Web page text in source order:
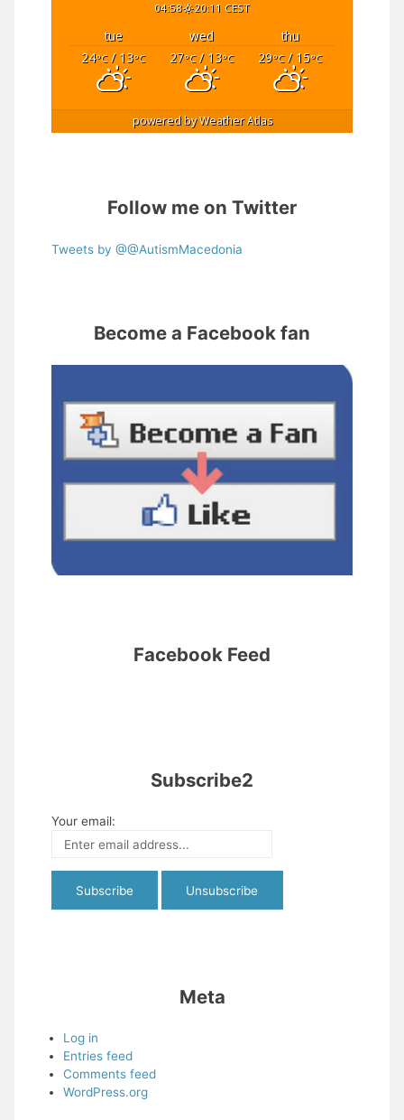
04:58 20:11 CEST
tue wed
thu
24°C/ 13°C 27°C/ 13°C 29°C/ 15°C
powered byWeather Atlas
Follow me on Twitter
Tweets by @@AutismMacedonia
Become a Facebook fan
Facebook Feed
Subscribe2
Your email:
Meta
Log in
Entries feed
Comments feed
WordPress.org